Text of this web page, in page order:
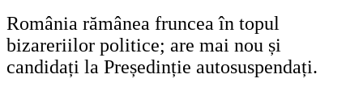
România rămânea fruncea în topul
bizareriilor politice; are mai nou și
candidați la Președinție autosuspendați.